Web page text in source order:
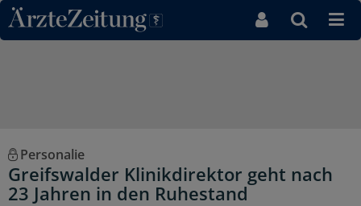
Direkt zum Inhaltsbereich
Personalie
Greifswalder Klinikdirektor geht nach
23 Jahren in den Ruhestand